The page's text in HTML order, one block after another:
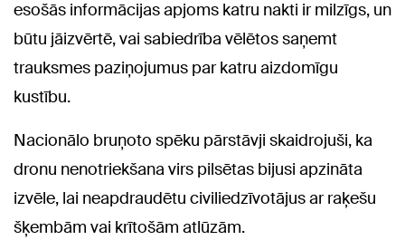
esošās informācijas apjoms katru nakti ir milzīgs, un
būtu jāizvērtē, vai sabiedrība vēlētos saņemt
trauksmes paziņojumus par katru aizdomīgu
kustību.
Nacionālo bruņoto spēku pārstāvji skaidrojuši, ka
dronu nenotriekšana virs pilsētas bijusi apzināta
izvēle, lai neapdraudētu civiliedzīvotājus ar raķešu
šķembām vai krītošām atlūzām.